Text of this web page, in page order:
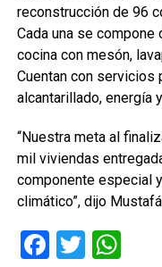
reconstrucción de 96
Cada una se compone
cocina con mesón,
Cuentan con servicios
alcantarillado, energía
“Nuestra meta al
mil viviendas
componente especial
climático”, dijo
Facebook
Twitter